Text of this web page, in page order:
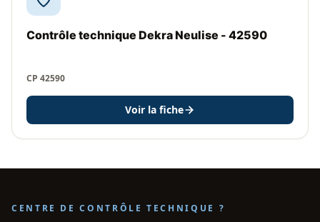
Contrôle technique Dekra Neulise - 42590
CP 42590
Voir la fiche
CENTRE DE CONTRÔLE TECHNIQUE ?